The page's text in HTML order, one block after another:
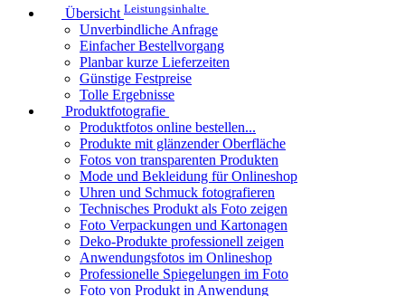
Übersicht Leistungsinhalte
Unverbindliche Anfrage
Einfacher Bestellvorgang
Planbar kurze Lieferzeiten
Günstige Festpreise
Tolle Ergebnisse
Produktfotografie
Produktfotos online bestellen...
Produkte mit glänzender Oberfläche
Fotos von transparenten Produkten
Mode und Bekleidung für Onlineshop
Uhren und Schmuck fotografieren
Technisches Produkt als Foto zeigen
Foto Verpackungen und Kartonagen
Deko-Produkte professionell zeigen
Anwendungsfotos im Onlineshop
Professionelle Spiegelungen im Foto
Foto von Produkt in Anwendung